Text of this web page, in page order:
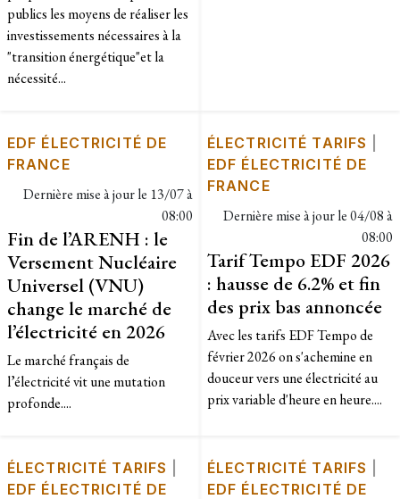
publics les moyens de réaliser les
investissements nécessaires à la
"transition énergétique"et la
nécessité...
EDF ÉLECTRICITÉ DE
FRANCE
Dernière mise à jour le 13/07 à
08:00
Fin de l’ARENH : le
Versement Nucléaire
Universel (VNU)
change le marché de
l’électricité en 2026
Le marché français de
l’électricité vit une mutation
profonde....
ÉLECTRICITÉ TARIFS
EDF ÉLECTRICITÉ DE
FRANCE
Dernière mise à jour le04/08 à
08:00
Tarif Tempo EDF 2026
: hausse de 6.2% et fin
des prix bas annoncée
Avec les tarifs EDF Tempo de
février 2026 on s'achemine en
douceur vers une électricité au
prix variable d'heure en heure....
ÉLECTRICITÉ TARIFS
EDF ÉLECTRICITÉ DE
ÉLECTRICITÉ TARIFS
EDF ÉLECTRICITÉ DE